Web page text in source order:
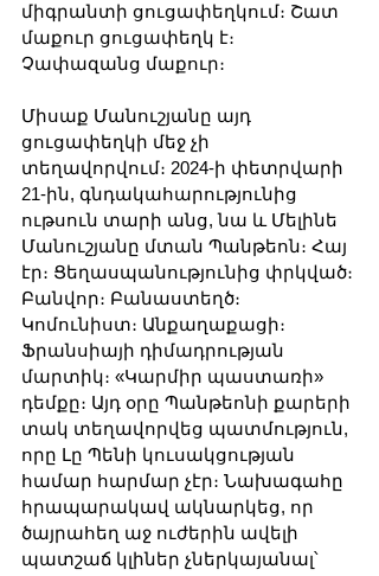
միգրանտի ցուցափեղկում։ Շատ
մաքուր ցուցափեղկ է։
Չափազանց մաքուր։
Միսաք Մանուշյանը այդ
ցուցափեղկի մեջ չի
տեղավորվում։ 2024-ի փետրվարի
21-ին, գնդակահարությունից
ութսուն տարի անց, նա և Մելինե
Մանուշյանը մտան Պանթեոն։ Հայ
էր։ Ցեղասպանությունից փրկված։
Բանվոր։ Բանաստեղծ։
Կոմունիստ։ Անքաղաքացի։
Ֆրանսիայի դիմադրության
մարտիկ։ «Կարմիր պաստառի»
դեմքը։ Այդ օրը Պանթեոնի քարերի
տակ տեղավորվեց պատմություն,
որը Լը Պենի կուսակցության
համար հարմար չէր։ Նախագահը
հրապարակավ ակնարկեց, որ
ծայրահեղ աջ ուժերին ավելի
պատշաճ կլիներ չներկայանալ՝